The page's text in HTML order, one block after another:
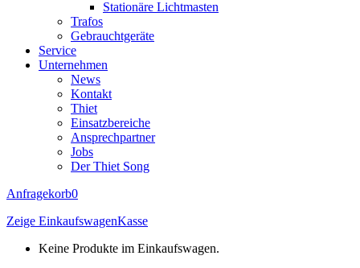
Stationäre Lichtmasten
Trafos
Gebrauchtgeräte
Service
Unternehmen
News
Kontakt
Thiet
Einsatzbereiche
Ansprechpartner
Jobs
Der Thiet Song
Anfragekorb0
Zeige EinkaufswagenKasse
Keine Produkte im Einkaufswagen.